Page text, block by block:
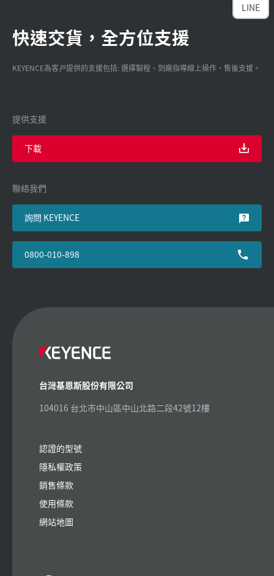
快速交貨，全方位支援
KEYENCE為客戸提供的支援包括: 選擇製程、到廠指導線上操作、售後支援。
提供支援
下載
聯絡我們
詢問 KEYENCE
0800-010-898
台灣基恩斯股份有限公司
104016 台北市中山區中山北路二段42號12樓
認證的型號
隱私權政策
銷售條款
使用條款
網站地圖
LINE